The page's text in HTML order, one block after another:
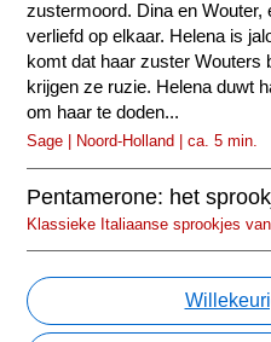
zustermoord. Dina en Wouter,
verliefd op elkaar. Helena is
komt dat haar zuster Wouters
krijgen ze ruzie. Helena duwt
om haar te doden...
Sage | Noord-Holland | ca. 5 min.
Pentamerone: het
Klassieke Italiaanse sprookjes